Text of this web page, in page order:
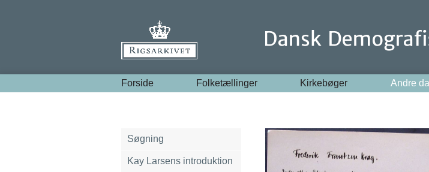
Forside Folketællinger Kirkebøger Andre
Søgning
Kay Larsens introduktion